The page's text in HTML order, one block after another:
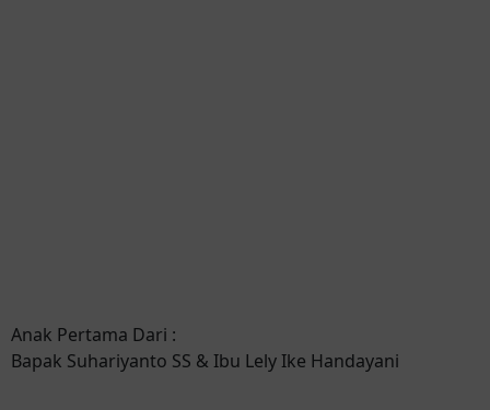
Anak Pertama Dari :
Bapak Suhariyanto SS & Ibu Lely Ike Handayani